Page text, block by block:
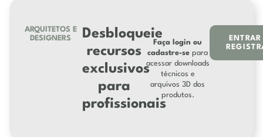
ARQUITETOS E
DESIGNERS
Desbloqueie
recursos
exclusivos
para
profissionais
Faça login ou
cadastre-se para
acessar downloads
técnicos e
arquivos 3D dos
produtos.